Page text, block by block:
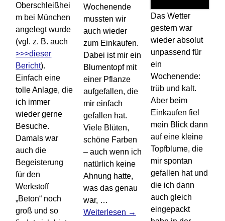
Oberschleißhei
m bei München
angelegt wurde
(vgl. z. B. auch
>>>dieser
Bericht).
Einfach eine
tolle Anlage, die
ich immer
wieder gerne
Besuche.
Damals war
auch die
Begeisterung
für den
Werkstoff
„Beton“ noch
groß und so
Wochenende
mussten wir
auch wieder
zum Einkaufen.
Dabei ist mir ein
Blumentopf mit
einer Pflanze
aufgefallen, die
mir einfach
gefallen hat.
Viele Blüten,
schöne Farben
– auch wenn ich
natürlich keine
Ahnung hatte,
was das genau
war, …
Weiterlesen →
Das Wetter
gestern war
wieder absolut
unpassend für
ein
Wochenende:
trüb und kalt.
Aber beim
Einkaufen fiel
mein Blick dann
auf eine kleine
Topfblume, die
mir spontan
gefallen hat und
die ich dann
auch gleich
eingepackt